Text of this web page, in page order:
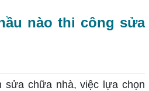
nào thi công sửa
chữa nhà, việc lựa chọn